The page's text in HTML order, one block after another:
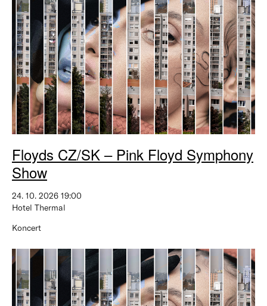
Floyds CZ/SK – Pink Floyd Symphony
Show
24. 10. 2026 19:00
Hotel Thermal
Koncert